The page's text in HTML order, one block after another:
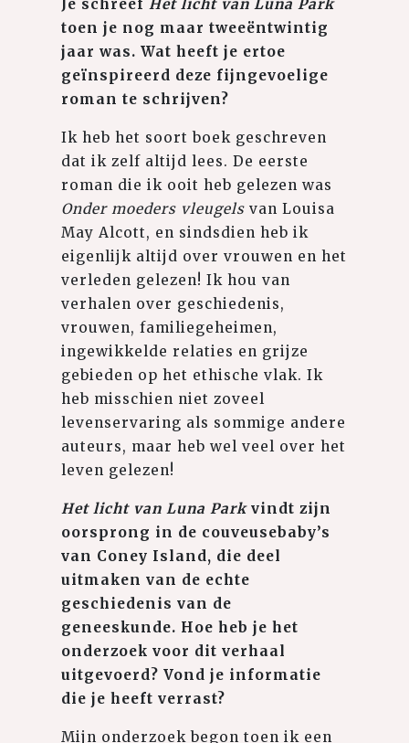
Je schreef Het licht van Luna Park
toen je nog maar tweeëntwintig
jaar was. Wat heeft je ertoe
geïnspireerd deze fijngevoelige
roman te schrijven?
Ik heb het soort boek geschreven
dat ik zelf altijd lees. De eerste
roman die ik ooit heb gelezen was
Onder moeders vleugels van Louisa
May Alcott, en sindsdien heb ik
eigenlijk altijd over vrouwen en het
verleden gelezen! Ik hou van
verhalen over geschiedenis,
vrouwen, familiegeheimen,
ingewikkelde relaties en grijze
gebieden op het ethische vlak. Ik
heb misschien niet zoveel
levenservaring als sommige andere
auteurs, maar heb wel veel over het
leven gelezen!
Het licht van Luna Parkvindt zijn
oorsprong in de couveusebaby’s
van Coney Island, die deel
uitmaken van de echte
geschiedenis van de
geneeskunde. Hoe heb je het
onderzoek voor dit verhaal
uitgevoerd? Vond je informatie
die je heeft verrast?
Mijn onderzoek begon toen ik een